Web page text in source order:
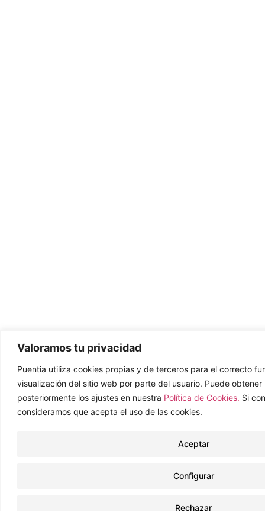
Valoramos tu privacidad
Puentia utiliza cookies propias y de terceros para el correcto
visualización del sitio web por parte del usuario. Puede
posteriormente los ajustes en nuestra Política de Cookies. Si
consideramos que acepta el uso de las cookies.
Configurar
Rechazar
Aceptar